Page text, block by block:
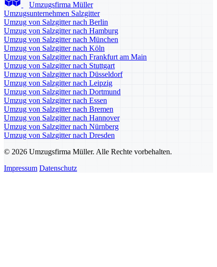
Umzugsfirma Müller
Umzugsunternehmen Salzgitter
Umzug von Salzgitter nach Berlin
Umzug von Salzgitter nach Hamburg
Umzug von Salzgitter nach München
Umzug von Salzgitter nach Köln
Umzug von Salzgitter nach Frankfurt am Main
Umzug von Salzgitter nach Stuttgart
Umzug von Salzgitter nach Düsseldorf
Umzug von Salzgitter nach Leipzig
Umzug von Salzgitter nach Dortmund
Umzug von Salzgitter nach Essen
Umzug von Salzgitter nach Bremen
Umzug von Salzgitter nach Hannover
Umzug von Salzgitter nach Nürnberg
Umzug von Salzgitter nach Dresden
© 2026 Umzugsfirma Müller. Alle Rechte vorbehalten.
Impressum Datenschutz